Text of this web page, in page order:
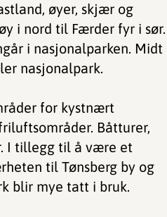
øyer, skjær og
i nord til Færder fyr i sør.
i nasjonalparken. Midt
nasjonalpark.
for kystnært
Båtturer,
I tillegg til å være et
til Tønsberg by og
blir mye tatt i bruk.